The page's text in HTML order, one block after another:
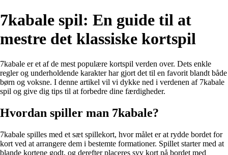
7kabale spil: En guide til at
mestre det klassiske kortspil
7kabale er et af de mest populære kortspil verden over. Dets enkle
regler og underholdende karakter har gjort det til en favorit blandt både
børn og voksne. I denne artikel vil vi dykke ned i verdenen af 7kabale
spil og give dig tips til at forbedre dine færdigheder.
Hvordan spiller man 7kabale?
7kabale spilles med et sæt spillekort, hvor målet er at rydde bordet for
kort ved at arrangere dem i bestemte formationer. Spillet starter med at
blande kortene godt, og derefter placeres syv kort på bordet med